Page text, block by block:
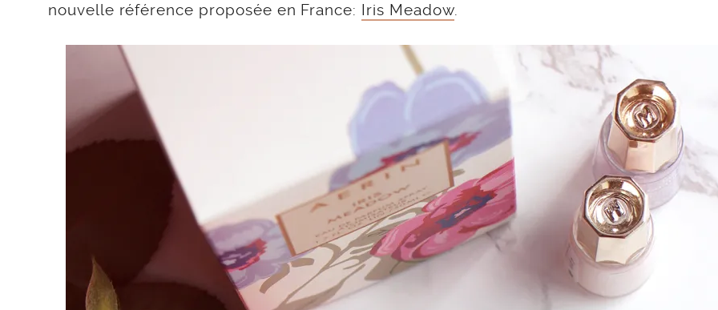
nouvelle référence proposée en France: Iris Meadow.